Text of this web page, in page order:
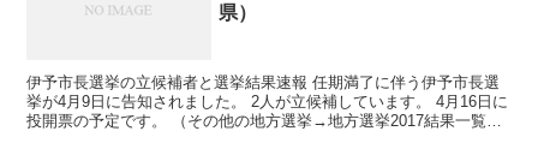
県）
伊予市長選挙の立候補者と選挙結果速報 任期満了に伴う伊予市長選
挙が4月9日に告知されました。 2人が立候補しています。 4月16日に
投開票の予定です。 （その他の地方選挙→地方選挙2017結果一覧）